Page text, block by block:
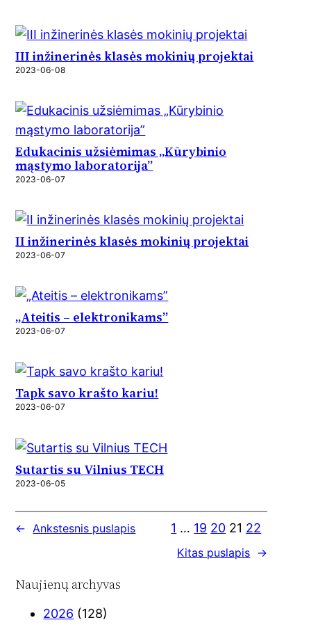
III inžinerinės klasės mokinių projektai
2023-06-08
Edukacinis užsiėmimas „Kūrybinio
mąstymo laboratorija”
2023-06-07
II inžinerinės klasės mokinių projektai
2023-06-07
„Ateitis – elektronikams”
2023-06-07
Tapk savo krašto kariu!
2023-06-07
Sutartis su Vilnius TECH
2023-06-05
← Ankstesnis puslapis 1 … 19 20 21 22
Kitas puslapis →
Naujienų archyvas
2026 (128)